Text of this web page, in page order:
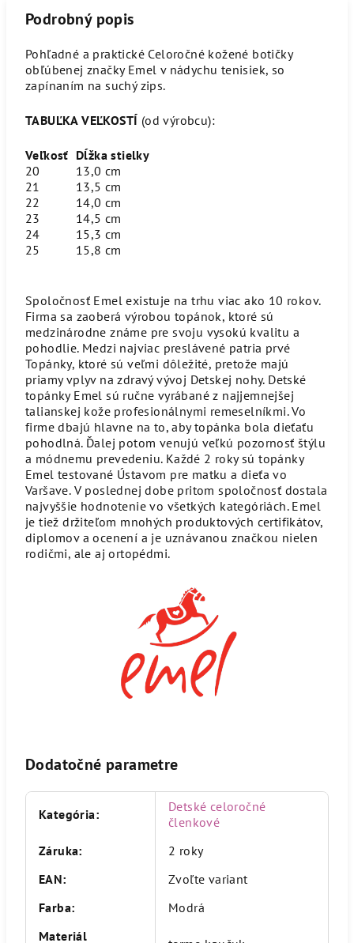
Podrobný popis
Pohľadné a praktické Celoročné kožené botičky
obľúbenej značky Emel v nádychu tenisiek, so
zapínaním na suchý zips.
TABUĽKA VEĽKOSTÍ (od výrobcu):
Veľkosť Dĺžka stielky
20
13,0 cm
21
13,5 cm
22
14,0 cm
23
14,5 cm
24
15,3 cm
25
15,8 cm
Spoločnosť Emel existuje na trhu viac ako 10 rokov.
Firma sa zaoberá výrobou topánok, ktoré sú
medzinárodne známe pre svoju vysokú kvalitu a
pohodlie. Medzi najviac preslávené patria prvé
Topánky, ktoré sú veľmi dôležité, pretože majú
priamy vplyv na zdravý vývoj Detskej nohy. Detské
topánky Emel sú ručne vyrábané z najjemnejšej
talianskej kože profesionálnymi remeselníkmi. Vo
firme dbajú hlavne na to, aby topánka bola dieťaťu
pohodlná. Ďalej potom venujú veľkú pozornosť štýlu
a módnemu prevedeniu. Každé 2 roky sú topánky
Emel testované Ústavom pre matku a dieťa vo
Varšave. V poslednej dobe pritom spoločnosť dostala
najvyššie hodnotenie vo všetkých kategóriách. Emel
je tiež držiteľom mnohých produktových certifikátov,
diplomov a ocenení a je uznávanou značkou nielen
rodičmi, ale aj ortopédmi.
Dodatočné parametre
Kategória:
Detské celoročné
členkové
Záruka:
2 roky
EAN:
Zvoľte variant
Farba:
Modrá
Materiál